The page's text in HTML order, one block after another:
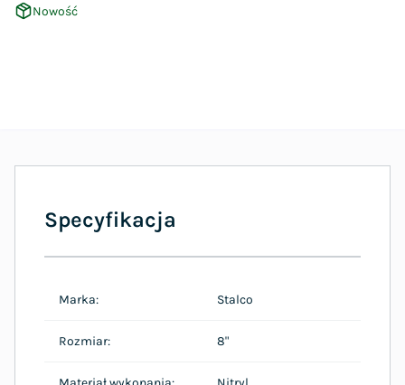
Nowość
Specyfikacja
Marka: Stalco
Rozmiar: 8"